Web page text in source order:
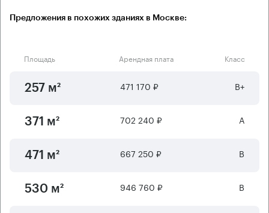
Предложения в похожих зданиях в Москве:
Площадь Арендная плата Класс
257 м² 471 170 ₽ B+
371 м² 702 240 ₽ А
471 м² 667 250 ₽ B
530 м² 946 760 ₽ B